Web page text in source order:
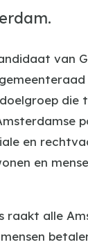
van
die
en
en
raakt alle